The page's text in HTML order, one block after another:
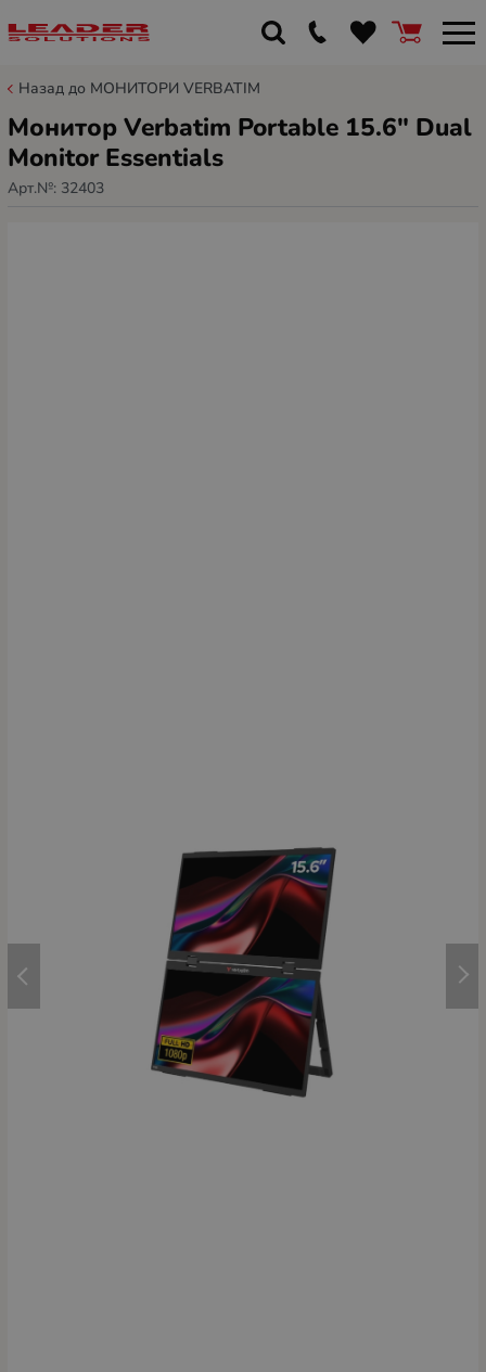
Назад до МОНИТОРИ VERBATIM
Монитор Verbatim Portable 15.6" Dual
Monitor Essentials
Арт.№: 32403